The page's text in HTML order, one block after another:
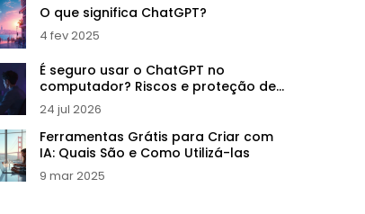
O que significa ChatGPT?
4 fev 2025
É seguro usar o ChatGPT no
computador? Riscos e proteção de
dados
24 jul 2026
Ferramentas Grátis para Criar com
IA: Quais São e Como Utilizá-las
9 mar 2025